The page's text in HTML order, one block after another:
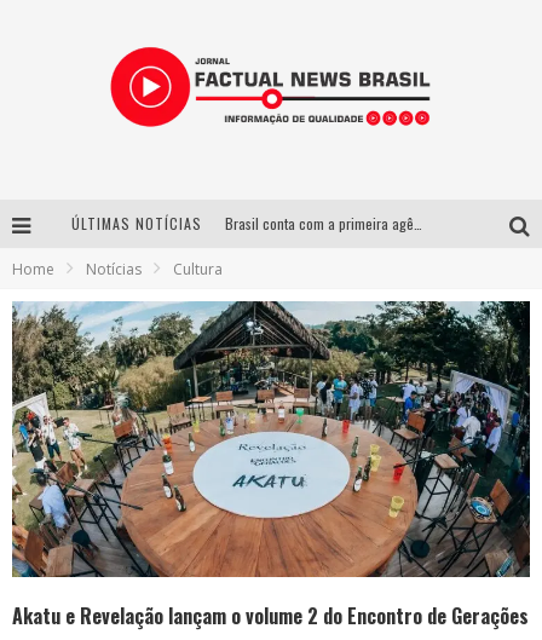
ÚLTIMAS NOTÍCIAS
Espetáculo inspirado em Machado de Assis estreia no Galpão Cine Horto com direção da atriz Inês Peixoto do Grupo Galpão
Suzy Brasil desembarca em Belo Horizonte nesta quinta-feira com o espetáculo “Uma Noite Horripilante”
Home Notícias Cultura
Akatu e Revelação lançam o volume 2 do Encontro de Gerações